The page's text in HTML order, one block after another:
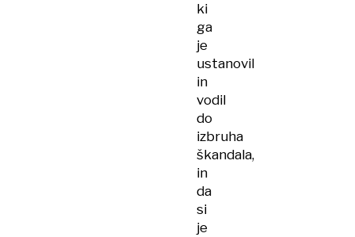
ki
ga
je
ustanovil
in
vodil
do
izbruha
škandala,
in
da
si
je